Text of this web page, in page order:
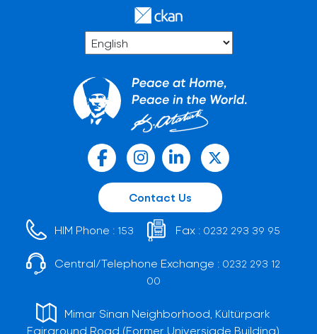
Contact Us
HIM Phone : 153 Fax : 0232 293 39 95
Central/Telephone Exchange : 0232 293 12
00
Mimar Sinan Neighborhood, Kültürpark
Fairground Road (Former Universiade Building)